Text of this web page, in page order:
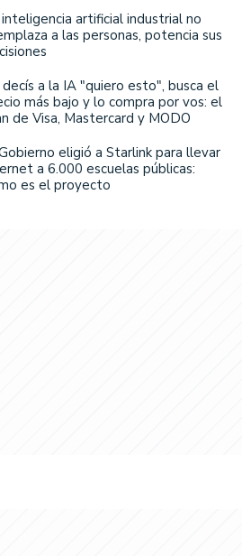
artificial industrial no
a las personas, potencia sus
a la IA "quiero esto", busca el
más bajo y lo compra por vos: el
de Visa, Mastercard y MODO
eligió a Starlink para llevar
a 6.000 escuelas públicas:
es el proyecto